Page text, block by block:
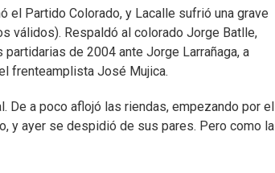
el Partido Colorado, y Lacalle sufrió una grave
válidos). Respaldó al colorado Jorge Batlle,
de 2004 ante Jorge Larrañaga, a
frenteamplista José Mujica.
a poco aflojó las riendas, empezando por el
y ayer se despidió de sus pares. Pero como la